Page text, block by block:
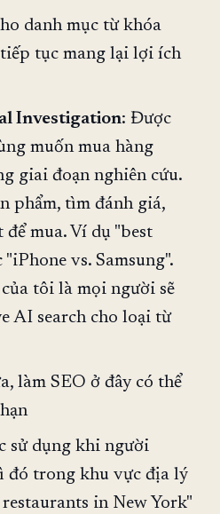
danh mục từ khóa
tục mang lại lợi ích
Investigation: Được
muốn mua hàng
giai đoạn nghiên cứu.
phẩm, tìm đánh giá,
mua. Ví dụ "best
vs. Samsung".
tôi là mọi người sẽ
AI search cho loại từ
làm SEO ở đây có thể
sử dụng khi người
đó trong khu vực địa lý
in New York"